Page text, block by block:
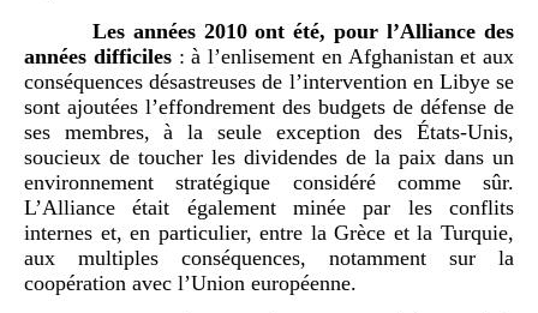
Les années 2010 ont été, pour l’Alliance des
années difficiles: à l’enlisement en Afghanistan et aux
conséquences désastreuses de l’intervention en Libye se
sont ajoutées l’effondrement des budgets de défense de
ses membres, à la seule exception des États-Unis,
soucieux de toucher les dividendes de la paix dans un
environnement stratégique considéré comme sûr.
L’Alliance était également minée par les conflits
internes et, en particulier, entre la Grèce et la Turquie,
aux multiples conséquences, notamment sur la
coopération avec l’Union européenne.